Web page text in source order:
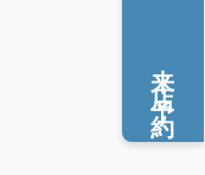
来店予約